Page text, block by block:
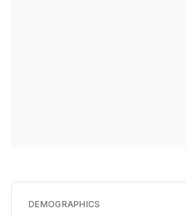
DEMOGRAPHICS